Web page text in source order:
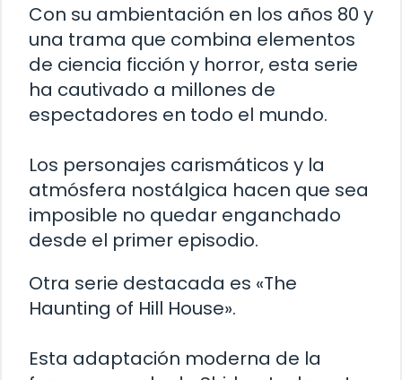
Con su ambientación en los años 80 y
una trama que combina elementos
de ciencia ficción y horror, esta serie
ha cautivado a millones de
espectadores en todo el mundo.
Los personajes carismáticos y la
atmósfera nostálgica hacen que sea
imposible no quedar enganchado
desde el primer episodio.
Otra serie destacada es «The
Haunting of Hill House».
Esta adaptación moderna de la